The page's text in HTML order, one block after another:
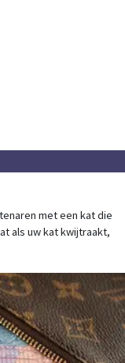
met een kat die
als uw kat kwijtraakt,